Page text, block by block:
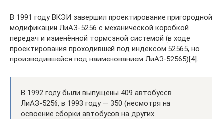
В 1991 году ВКЭИ завершил проектирование пригородной
модификации ЛиАЗ-5256 с механической коробкой
передач и изменённой тормозной системой (в ходе
проектирования проходившей под индексом 52565, но
производившейся под наименованием ЛиАЗ-52565)[4].
В 1992 году были выпущены 409 автобусов
ЛиАЗ-5256, в 1993 году — 350 (несмотря на
освоение сборки автобусов на других